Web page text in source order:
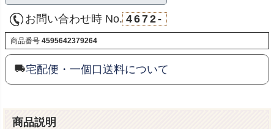
お問い合わせ時 No. 4672-
商品番号 4595642379264
宅配便・一個口送料について
商品説明